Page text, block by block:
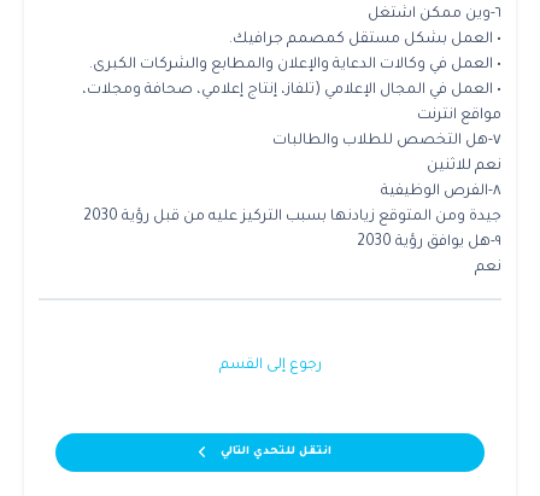
٦-وين ممكن اشتغل
• العمل بشكل مستقل كمصمم جرافيك.
• العمل في وكالات الدعاية والإعلان والمطابع والشركات الكبرى.
• العمل في المجال الإعلامي (تلفاز، إنتاج إعلامي، صحافة ومجلات،
مواقع انترنت
٧-هل التخصص للطلاب والطالبات
نعم للاثنين
٨-الفرص الوظيفية
جيدة ومن المتوقع زيادنها بسبب التركيز عليه من قبل رؤية 2030
٩-هل يوافق رؤية 2030
نعم
رجوع إلى القسم
انتقل للتحدي التالي